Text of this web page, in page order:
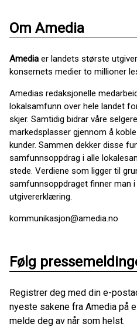
Om Amedia
Amedia er landets største
konsernets medier to millioner
Amedias redaksjonelle
lokalsamfunn over hele landet
skjer. Samtidig bidrar våre
markedsplasser gjennom å
kunder. Sammen dekker disse
samfunnsoppdrag i alle
stede. Verdiene som ligger til
samfunnsoppdraget finner man
utgivererklæring.
kommunikasjon@amedia.no
Følg
Registrer deg med din e-
nyeste sakene fra Amedia på
melde deg av når som helst.